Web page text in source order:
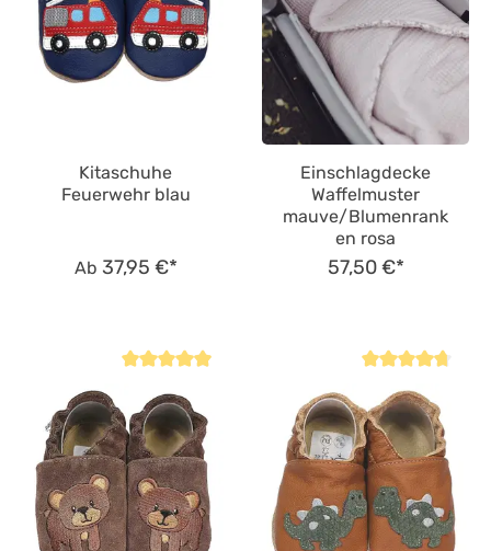
Kitaschuhe
Feuerwehr blau
Ab 37,95 €*
Einschlagdecke
Waffelmuster
mauve/Blumenrank
en rosa
57,50 €*